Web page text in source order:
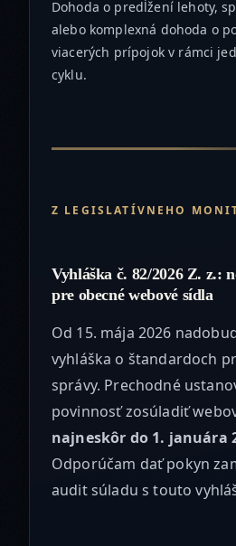
Dohoda o predĺžení lehoty,
alebo komplexná dohoda o
viacerých prípojok v rámci
cyklu.
Z LEGISLATÍVNEHO
Vyhláška č. 82/2026 Z. z.:
pre obecné webové sídla
Od 15. mája 2026
vyhláška o štandardoch
správy. Prechodné
povinnosť zosúladiť
najneskôr do 1. januára
Odporúčam dať pokyn
audit súladu s touto